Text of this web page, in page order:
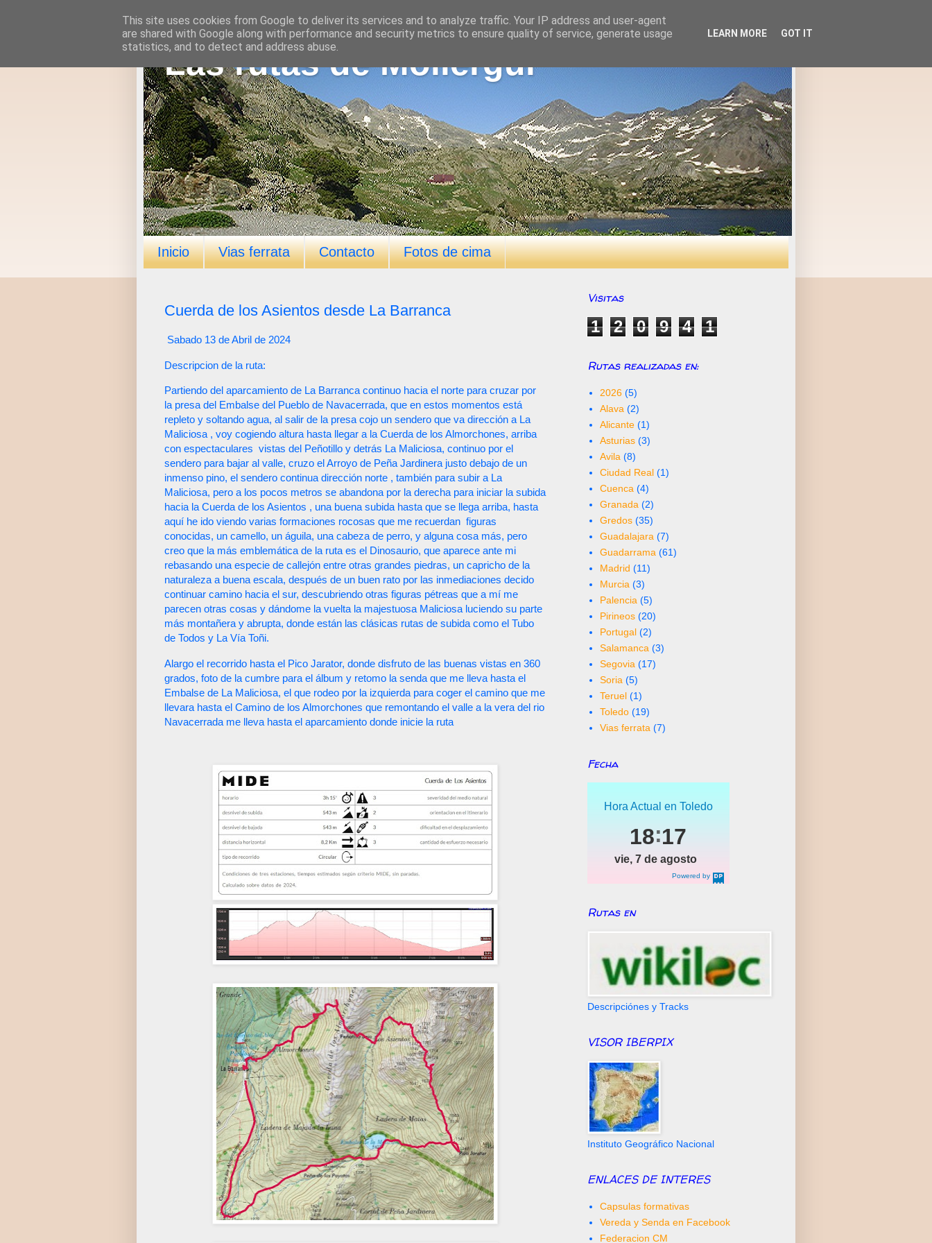
Las rutas de Mollergui
Inicio Vias ferrata Contacto Fotos de cima
Cuerda de los Asientos desde La Barranca
Sabado 13 de Abril de 2024
Descripcion de la ruta:
Partiendo del aparcamiento de La Barranca continuo hacia el norte para cruzar por
la presa del Embalse del Pueblo de Navacerrada, que en estos momentos está
repleto y soltando agua, al salir de la presa cojo un sendero que va dirección a La
Maliciosa , voy cogiendo altura hasta llegar a la Cuerda de los Almorchones, arriba
con espectaculares vistas del Peñotillo y detrás La Maliciosa, continuo por el
sendero para bajar al valle, cruzo el Arroyo de Peña Jardinera justo debajo de un
inmenso pino, el sendero continua dirección norte , también para subir a La
Maliciosa, pero a los pocos metros se abandona por la derecha para iniciar la subida
hacia la Cuerda de los Asientos , una buena subida hasta que se llega arriba, hasta
aquí he ido viendo varias formaciones rocosas que me recuerdan figuras
conocidas, un camello, un águila, una cabeza de perro, y alguna cosa más, pero
creo que la más emblemática de la ruta es el Dinosaurio, que aparece ante mi
rebasando una especie de callejón entre otras grandes piedras, un capricho de la
naturaleza a buena escala, después de un buen rato por las inmediaciones decido
continuar camino hacia el sur, descubriendo otras figuras pétreas que a mí me
parecen otras cosas y dándome la vuelta la majestuosa Maliciosa luciendo su parte
más montañera y abrupta, donde están las clásicas rutas de subida como el Tubo
de Todos y La Vía Toñi.
Alargo el recorrido hasta el Pico Jarator, donde disfruto de las buenas vistas en 360
grados, foto de la cumbre para el álbum y retomo la senda que me lleva hasta el
Embalse de La Maliciosa, el que rodeo por la izquierda para coger el camino que me
llevara hasta el Camino de los Almorchones que remontando el valle a la vera del rio
Navacerrada me lleva hasta el aparcamiento donde inicie la ruta
Visitas
1 2 0 9 4 1
Rutas realizadas en:
2026 (5)
Alava (2)
Alicante (1)
Asturias (3)
Avila (8)
Ciudad Real (1)
Cuenca (4)
Granada (2)
Gredos (35)
Guadalajara (7)
Guadarrama (61)
Madrid (11)
Murcia (3)
Palencia (5)
Pirineos (20)
Portugal (2)
Salamanca (3)
Segovia (17)
Soria (5)
Teruel (1)
Toledo (19)
Vias ferrata (7)
Fecha
Powered by
Hora Actual en Toledo
18 17
vie, 7 de agosto
Rutas en
Descripciónes y Tracks
VISOR IBERPIX
Instituto Geográfico Nacional
ENLACES DE INTERES
Capsulas formativas
Vereda y Senda en Facebook
Federacion CM
This site uses cookies from Google to deliver its services and to analyze traffic. Your IP address and user-agent
are shared with Google along with performance and security metrics to ensure quality of service, generate usage
statistics, and to detect and address abuse.
LEARN MORE GOT IT